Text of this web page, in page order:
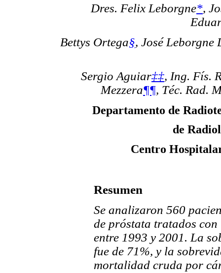
Dres. Felix Leborgne*,
Bettys Ortega§, José Leborgne
Sergio Aguiar‡‡, Ing. Fís.
Mezzera¶¶, Téc. Rad.
Departamento de
de
Centro
Resumen
Se analizaron 560
de próstata tratados
entre 1993 y 2001. La
fue de 71%, y la
mortalidad cruda por